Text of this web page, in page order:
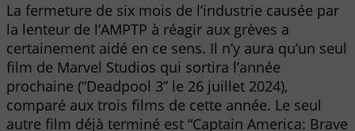
La fermeture de six mois de l’industrie causée par
la lenteur de l’AMPTP à réagir aux grèves a
certainement aidé en ce sens. Il n’y aura qu’un seul
film de Marvel Studios qui sortira l’année
prochaine (“Deadpool 3” le 26 juillet 2024),
comparé aux trois films de cette année. Le seul
autre film déjà terminé est “Captain America: Brave